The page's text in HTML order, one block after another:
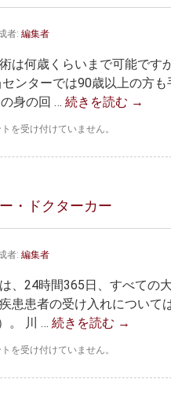
者: 編集者
は何歳くらいまで可能で
ンターでは90歳以上の方
身の回 … 続きを読む →
を受け付けていません。
・ドクターカー
者: 編集者
、24時間365日、すべての
患患者の受け入れについ
。 川 … 続きを読む →
を受け付けていません。